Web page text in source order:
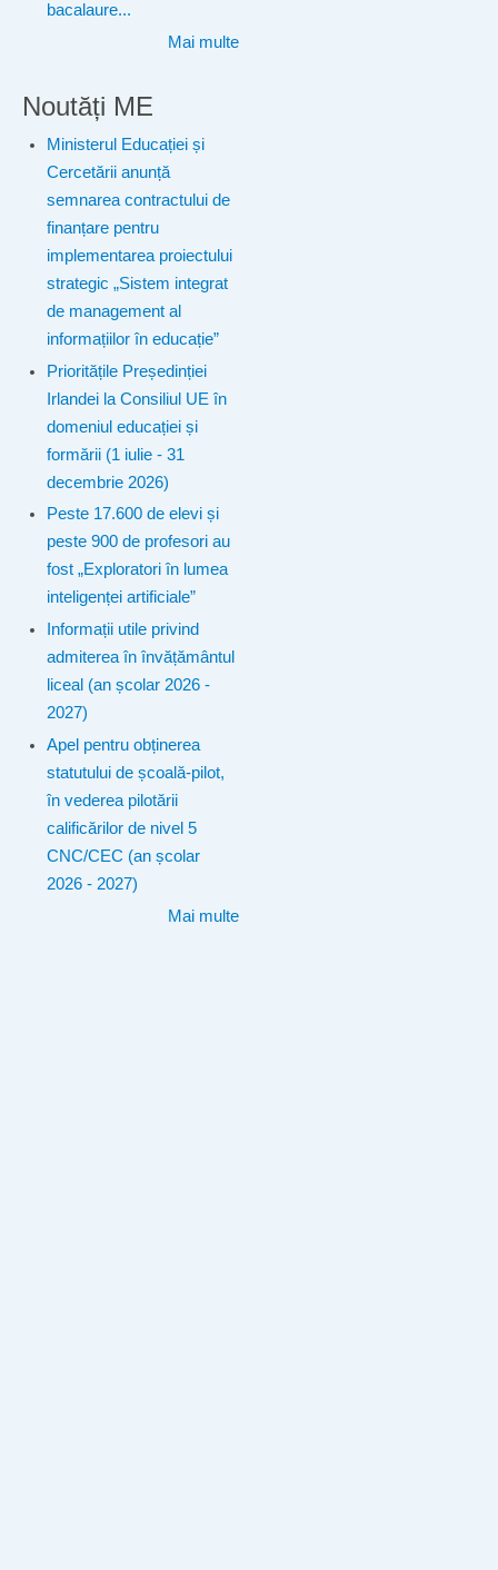
bacalaure...
Mai multe
Noutăți ME
Ministerul Educației și
Cercetării anunță
semnarea contractului de
finanțare pentru
implementarea proiectului
strategic „Sistem integrat
de management al
informațiilor în educație”
Prioritățile Președinției
Irlandei la Consiliul UE în
domeniul educației și
formării (1 iulie - 31
decembrie 2026)
Peste 17.600 de elevi și
peste 900 de profesori au
fost „Exploratori în lumea
inteligenței artificiale”
Informații utile privind
admiterea în învățământul
liceal (an școlar 2026 -
2027)
Apel pentru obținerea
statutului de școală-pilot,
în vederea pilotării
calificărilor de nivel 5
CNC/CEC (an școlar
2026 - 2027)
Mai multe